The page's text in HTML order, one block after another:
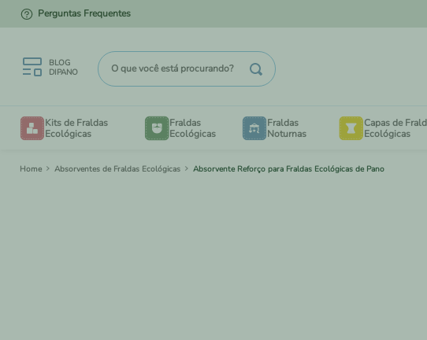
Perguntas Frequentes
BLOG
DIPANO
O que você está procurando?
Kits de Fraldas
Ecológicas
Fraldas
Ecológicas
Fraldas
Noturnas
Capas de
Ecológicas
Absorventes de Fraldas Ecológicas Absorvente Reforço para Fraldas Ecológicas de Pano
1º
kit degustação